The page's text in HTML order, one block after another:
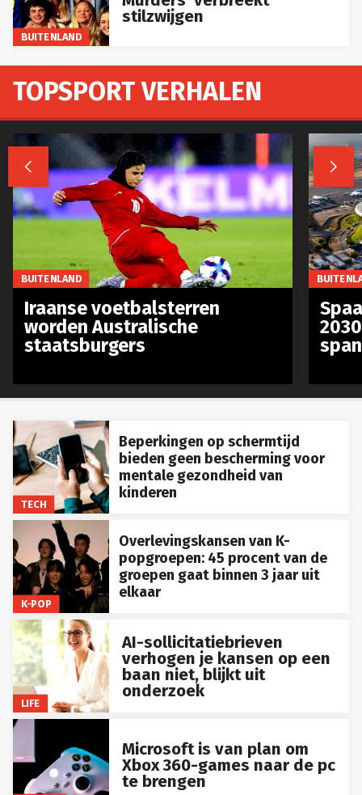
BUITENLAND
stilzwijgen
TECH
Beperkingen op schermtijd
bieden geen bescherming voor
mentale gezondheid van
kinderen
K-POP
Overlevingskansen van K-
popgroepen: 45 procent van de
groepen gaat binnen 3 jaar uit
elkaar
LIFE
AI-sollicitatiebrieven
verhogen je kansen op een
baan niet, blijkt uit
onderzoek
Microsoft is van plan om
Xbox 360-games naar de pc
te brengen
TOPSPORT VERHALEN
 
BUITENLAND
Iraanse voetbalsterren
worden Australische
staatsburgers